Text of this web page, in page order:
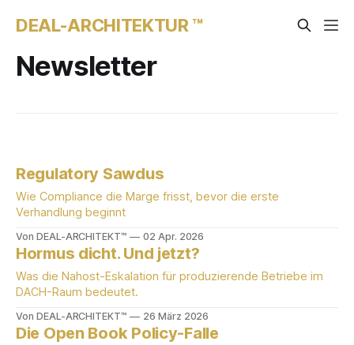
DEAL-ARCHITEKTUR ™
Newsletter
Regulatory Sawdus
Wie Compliance die Marge frisst, bevor die erste
Verhandlung beginnt
Von DEAL-ARCHITEKT™ 02 Apr. 2026
Hormus dicht. Und jetzt?
Was die Nahost-Eskalation für produzierende Betriebe im
DACH-Raum bedeutet.
Von DEAL-ARCHITEKT™ 26 März 2026
Die Open Book Policy-Falle